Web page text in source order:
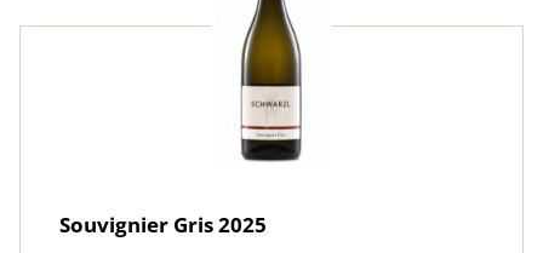
Souvignier Gris 2025